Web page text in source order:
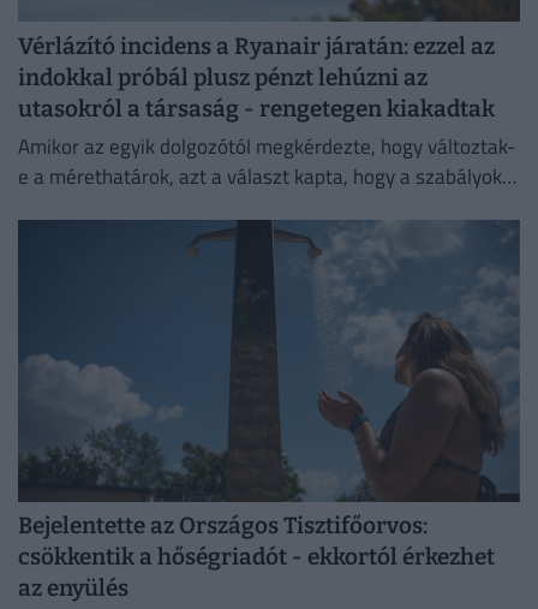
Vérlázító incidens a Ryanair járatán: ezzel az
indokkal próbál plusz pénzt lehúzni az
utasokról a társaság - rengetegen kiakadtak
Amikor az egyik dolgozótól megkérdezte, hogy változtak-
e a mérethatárok, azt a választ kapta, hogy a szabályok
Bejelentette az Országos Tisztifőorvos:
csökkentik a hőségriadót - ekkortól érkezhet
az enyülés